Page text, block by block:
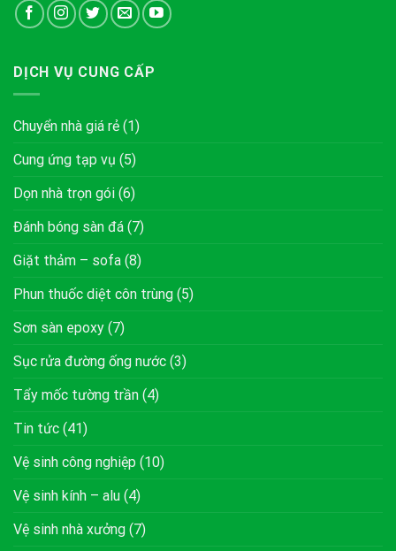
DỊCH VỤ CUNG CẤP
Chuyển nhà giá rẻ (1)
Cung ứng tạp vụ (5)
Dọn nhà trọn gói (6)
Đánh bóng sàn đá (7)
Giặt thảm – sofa (8)
Phun thuốc diệt côn trùng (5)
Sơn sàn epoxy (7)
Sục rửa đường ống nước (3)
Tẩy mốc tường trần (4)
Tin tức (41)
Vệ sinh công nghiệp (10)
Vệ sinh kính – alu (4)
Vệ sinh nhà xưởng (7)